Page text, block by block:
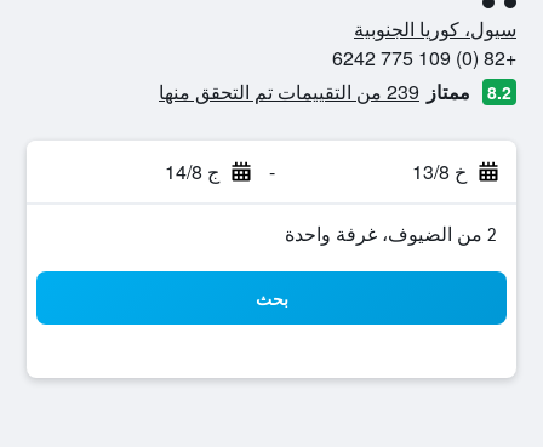
تقييم فئة 2
سيول، كوريا الجنوبية
+82 (0) 109 775 6242
8.2 ممتاز 239 من التقييمات تم التحقق منها
خ 13/8 - ج 14/8
2 من الضيوف، غرفة واحدة
بحث